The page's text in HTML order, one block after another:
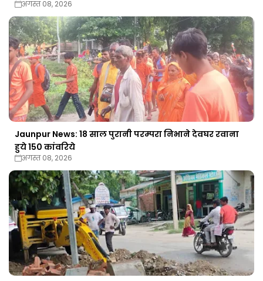
अगस्त 08, 2026
Jaunpur News: 18 साल पुरानी परम्परा निभाने देवघर रवाना
हुये 150 कांवरिये
अगस्त 08, 2026